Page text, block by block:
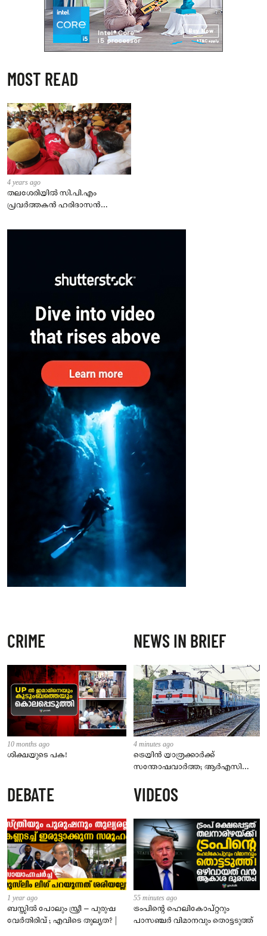
MOST READ
4 years ago
തലശേരിയില്‍ സി.പി.എം
പ്രവര്‍ത്തകന്‍ ഹരിദാസന്‍
ഏഴ്പേര്‍ പിടിയില്‍.
CRIME
10 months ago
ശിക്ഷയുടെ പക!
NEWS IN BRIEF
4 minutes ago
ട്രെയിൻ യാത്രക്കാർക്ക്
സന്തോഷവാർത്ത; ആർഎസി
കമ്പിളിപ്പുതപ്പ് ലഭിക്കും
DEBATE
1 year ago
ബസ്സിൽ പോലും സ്ത്രീ – പുരുഷ
വേർതിരിവ് ; എവിടെ തുല്യത? |
VIDEOS
55 minutes ago
ട്രംപിന്റെ ഹെലികോപ്റ്ററും
പാസഞ്ചര്‍ വിമാനവും തൊട്ടടുത്ത്